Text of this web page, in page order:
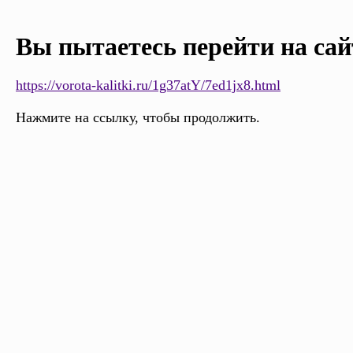
Вы пытаетесь перейти на
https://vorota-kalitki.ru/1g37atY/7ed1jx8.html
Нажмите на ссылку, чтобы продолжить.